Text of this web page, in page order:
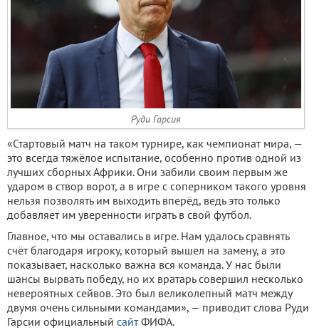
Руди Гарсия
«Стартовый матч на таком турнире, как чемпионат мира, —
это всегда тяжёлое испытание, особенно против одной из
лучших сборных Африки. Они забили своим первым же
ударом в створ ворот, а в игре с соперником такого уровня
нельзя позволять им выходить вперёд, ведь это только
добавляет им уверенности играть в свой футбол.
Главное, что мы оставались в игре. Нам удалось сравнять
счёт благодаря игроку, который вышел на замену, а это
показывает, насколько важна вся команда. У нас были
шансы вырвать победу, но их вратарь совершил несколько
невероятных сейвов. Это был великолепный матч между
двумя очень сильными командами», — приводит слова Руди
Гарсии официальный сайтФИФА.